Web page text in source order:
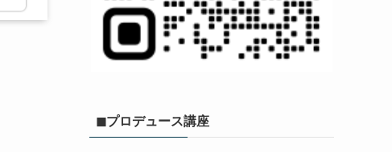
◼︎プロデュース講座